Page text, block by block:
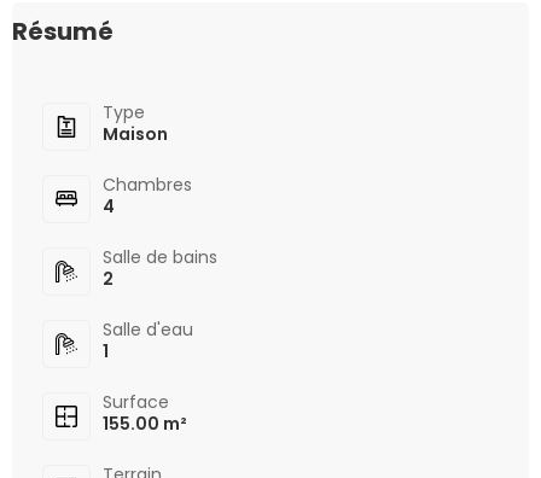
Résumé
Type
Maison
Chambres
4
Salle de bains
2
Salle d'eau
1
Surface
155.00 m²